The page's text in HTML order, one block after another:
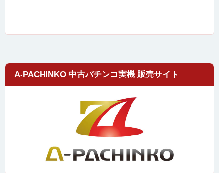
A-PACHINKO 中古パチンコ実機 販売サイト